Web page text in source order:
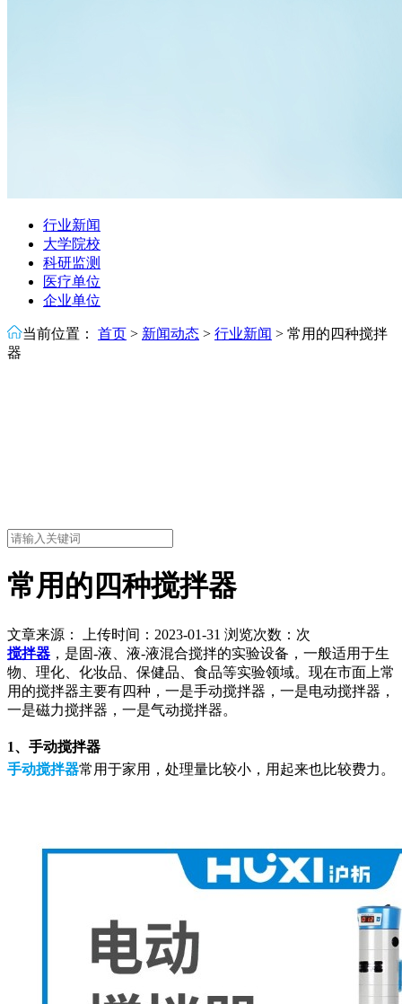
行业新闻
大学院校
科研监测
医疗单位
企业单位
当前位置： 首页 > 新闻动态 > 行业新闻 > 常用的四种搅拌
器
常用的四种搅拌器
文章来源： 上传时间：2023-01-31 浏览次数： 次
搅拌器 ，是固-液、液-液混合搅拌的实验设备，一般适用于生
物、理化、化妆品、保健品、食品等实验领域。现在市面上常
用的搅拌器主要有四种，一是手动搅拌器，一是电动搅拌器，
一是磁力搅拌器，一是气动搅拌器。
1、手动搅拌器
手动搅拌器常用于家用，处理量比较小，用起来也比较费力。